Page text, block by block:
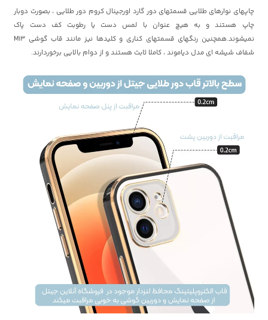
چاپهای نوارهای طلایی قسمتهای دور گارد اورجینال کروم دور طلایی ، بصورت دوبار
چاپ هستند و به هیچ عنوان با لمس دست یا رطوبت کف دست پاک
نمیشوند.همچنین رنگهای قسمتهای کناری و کلیدها نیز مانند قاب گوشی M13
شفاف شیشه ای مدل دیاموند ، کاملا ثابت هستند و از دوام بالایی برخوردارند.